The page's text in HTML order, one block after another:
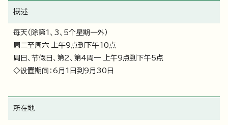
概述
每天（除第1、3、5个星期一外）
周二至周六 上午9点到下午10点
周日、节假日、第2、第4周一 上午9点到下午5点
◇设置期间：6月1日到9月30日
所在地